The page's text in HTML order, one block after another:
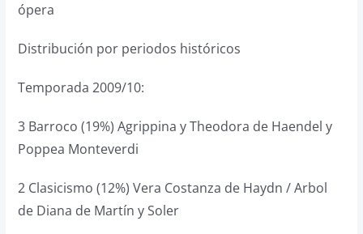
ópera
Distribución por periodos históricos
Temporada 2009/10:
3 Barroco (19%) Agrippina y Theodora de Haendel y
Poppea Monteverdi
2 Clasicismo (12%) Vera Costanza de Haydn / Arbol
de Diana de Martín y Soler